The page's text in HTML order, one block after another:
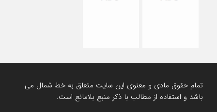
تمام حقوق مادی و معنوی این سایت متعلق به خط شمال می
باشد و استفاده از مطالب با ذکر منبع بلامانع است.